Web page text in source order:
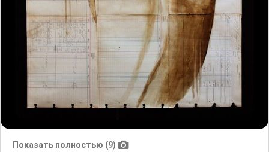
Показать полностью (9)